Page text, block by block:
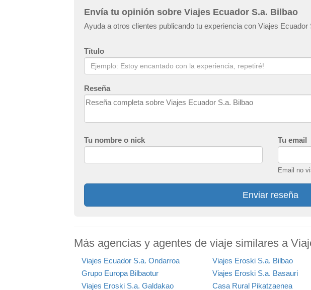
Envía tu opinión sobre Viajes Ecuador S.a. Bilbao
Ayuda a otros clientes publicando tu experiencia con Viajes Ecuador
Título
Reseña
Tu nombre o nick Tu email
Email no
Enviar reseña
Más agencias y agentes de viaje similares a
Viajes Ecuador S.a. Ondarroa Viajes Eroski S.a. Bilbao
Grupo Europa Bilbaotur
Viajes Eroski S.a. Basauri
Viajes Eroski S.a. Galdakao
Casa Rural Pikatzaenea